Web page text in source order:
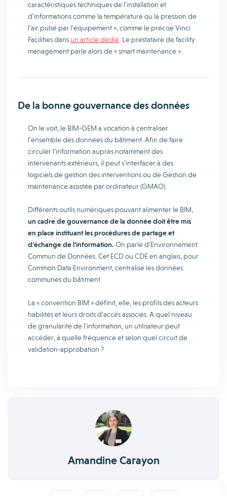
caractéristiques techniques de l’installation et
d’informations comme la température ou la pression de
l’air pulsé par l’équipement », comme le précise Vinci
Facilities dans un article dédié . Le prestataire de facility
management parle alors de « smart maintenance ».
De la bonne gouvernance des données
On le voit, le BIM-GEM a vocation à centraliser
l’ensemble des données du bâtiment. Afin de faire
circuler l’information auprès notamment des
intervenants extérieurs, il peut s’interfacer à des
logiciels de gestion des interventions ou de Gestion de
maintenance assistée par ordinateur (GMAO).
Différents outils numériques pouvant alimenter le BIM,
un cadre de gouvernance de la donnée doit être mis
en place instituant les procédures de partage et
d’échange de l’information. On parle d’Environnement
Commun de Données. Cet ECD ou CDE en anglais, pour
Common Data Environment, centralise les données
communes du bâtiment.
La « convention BIM » définit, elle, les profils des acteurs
habilités et leurs droits d’accès associés. A quel niveau
de granularité de l’information, un utilisateur peut
accéder, à quelle fréquence et selon quel circuit de
validation-approbation ?
Amandine Carayon